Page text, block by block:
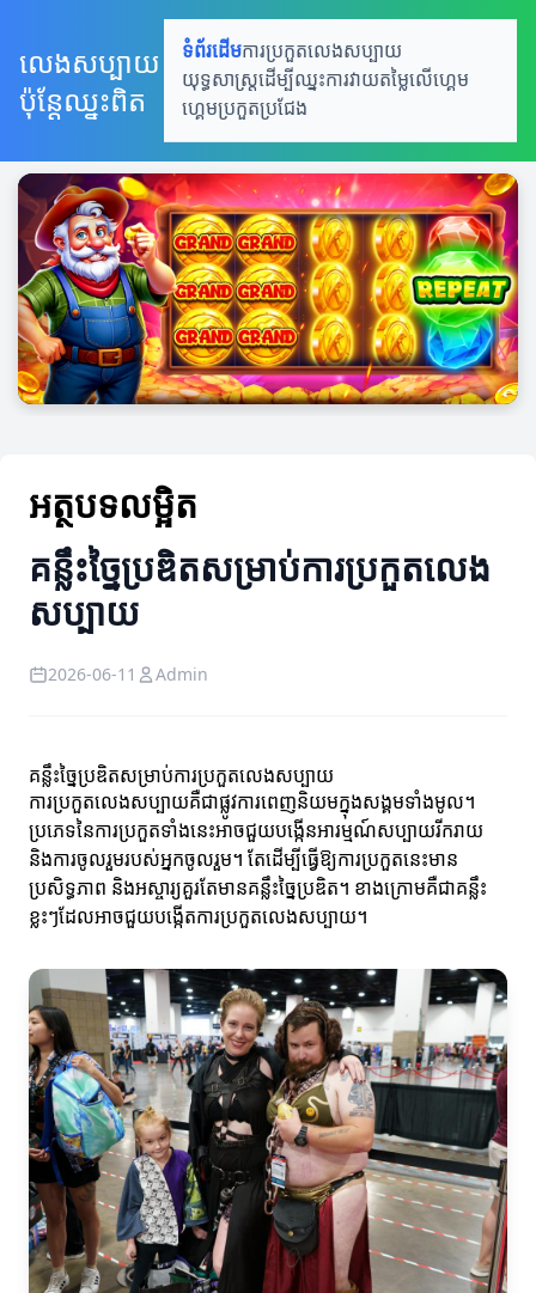
លេងសប្បាយ
ប៉ុន្តែឈ្នះពិត
ទំព័រដើមការប្រកួតលេងសប្បាយ
យុទ្ធសាស្រ្តដើម្បីឈ្នះការវាយតម្លៃលើហ្គេម
ហ្គេមប្រកួតប្រជែង
អត្ថបទលម្អិត
គន្លឹះច្នៃប្រឌិតសម្រាប់ការប្រកួតលេង
សប្បាយ
2026-06-11 Admin
គន្លឹះច្នៃប្រឌិតសម្រាប់ការប្រកួតលេងសប្បាយ
ការប្រកួតលេងសប្បាយគឺជាផ្លូវការពេញនិយមក្នុងសង្គមទាំងមូល។
ប្រភេទនៃការប្រកួតទាំងនេះអាចជួយបង្កើនអារម្មណ៍សប្បាយរីករាយ
និងការចូលរួមរបស់អ្នកចូលរួម។ តែដើម្បីធ្វើឱ្យការប្រកួតនេះមាន
ប្រសិទ្ធភាព និងអស្ចារ្យគួរតែមានគន្លឹះច្នៃប្រឌិត។ ខាងក្រោមគឺជាគន្លឹះ
ខ្លះៗដែលអាចជួយបង្កើតការប្រកួតលេងសប្បាយ។